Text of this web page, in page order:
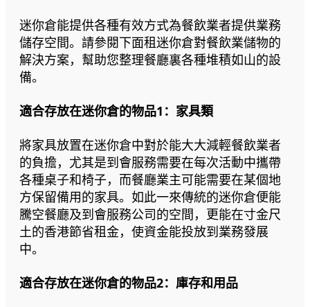
迷你倉能提供各種有效方式為餐飲業者提供業務
儲存空間。請參閱下面租迷你倉對餐飲業儲物的
解決方案，幫助您整理餐廳裏各種堆積如山的設
備。
適合存放在迷你倉的物品1：家具類
將家具放置在迷你倉中對於能大大減輕餐飲業者
的負擔，尤其是到會服務需要在每次活動中攜帶
各種桌子和椅子，而餐廳業主可能需要在某個地
方保留備用的家具。如此一來傳統的迷你倉便能
騰空餐廳及到會服務公司的空間，更能在寸金尺
土的香港節省租金，使資金能投放到業務發展
中。
適合存放在迷你倉的物品2：庫存和用品